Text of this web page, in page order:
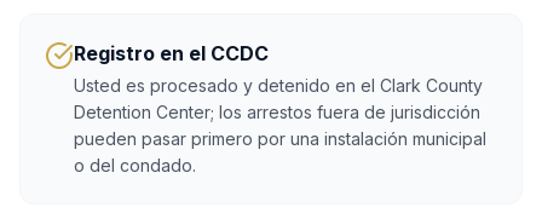
Registro en el CCDC
Usted es procesado y detenido en el Clark County
Detention Center; los arrestos fuera de jurisdicción
pueden pasar primero por una instalación municipal
o del condado.